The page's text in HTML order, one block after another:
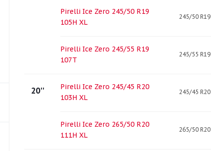
Pirelli Ice Zero 245/50 R19
105H XL
245/50 R19
Pirelli Ice Zero 245/55 R19
107T
245/55 R19
20''
Pirelli Ice Zero 245/45 R20
103H XL
245/45 R20
Pirelli Ice Zero 265/50 R20
111H XL
265/50 R20